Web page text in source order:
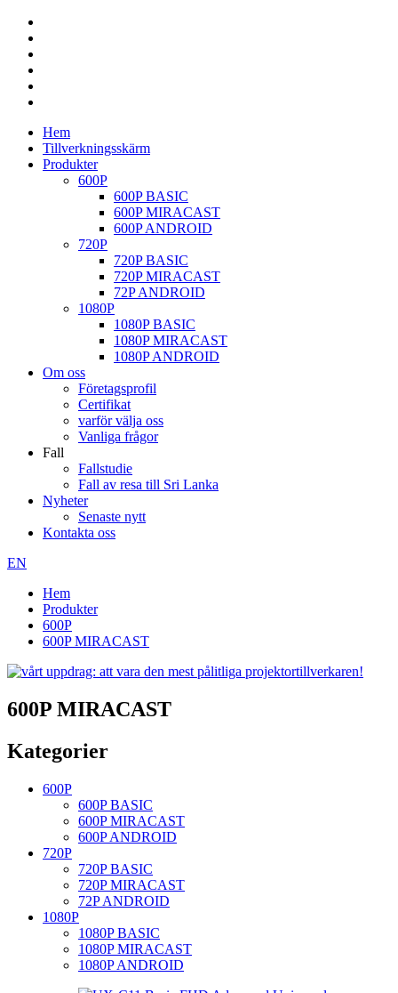
Hem
Tillverkningsskärm
Produkter
600P
600P BASIC
600P MIRACAST
600P ANDROID
720P
720P BASIC
720P MIRACAST
72P ANDROID
1080P
1080P BASIC
1080P MIRACAST
1080P ANDROID
Om oss
Företagsprofil
Certifikat
varför välja oss
Vanliga frågor
Fall
Fallstudie
Fall av resa till Sri Lanka
Nyheter
Senaste nytt
Kontakta oss
EN
Hem
Produkter
600P
600P MIRACAST
600P MIRACAST
Kategorier
600P
600P BASIC
600P MIRACAST
600P ANDROID
720P
720P BASIC
720P MIRACAST
72P ANDROID
1080P
1080P BASIC
1080P MIRACAST
1080P ANDROID